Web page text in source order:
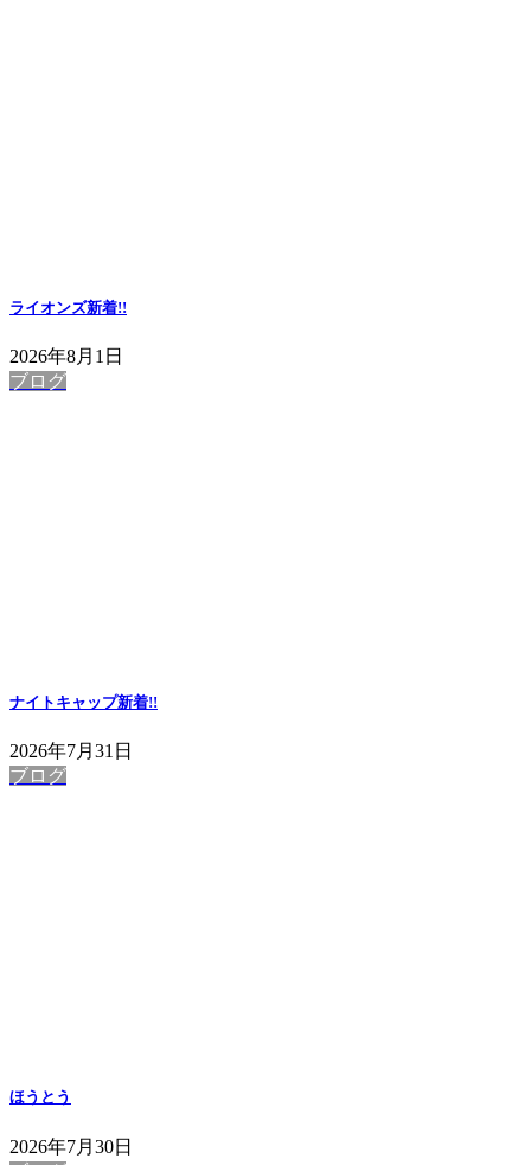
ライオンズ新着!!
2026年8月1日
ブログ
ナイトキャップ新着!!
2026年7月31日
ブログ
ほうとう
2026年7月30日